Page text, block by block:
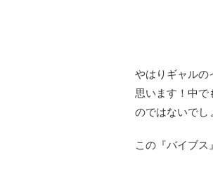
やはりギャルの
思います！中で
のではないでし
この『バイブ